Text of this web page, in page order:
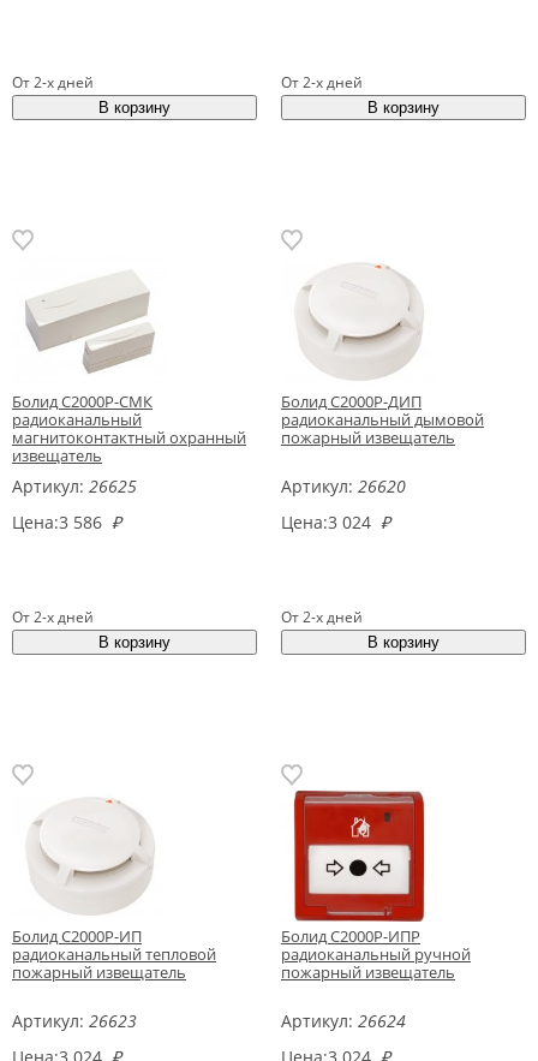
От 2-х дней От 2-х дней
Болид С2000Р-СМК
радиоканальный
магнитоконтактный охранный
извещатель
Артикул: 26625
Цена:3 586 ₽
От 2-х дней
Болид С2000Р-ДИП
радиоканальный дымовой
пожарный извещатель
Артикул: 26620
Цена:3 024 ₽
От 2-х дней
Болид С2000Р-ИП
радиоканальный тепловой
пожарный извещатель
Артикул: 26623
Болид С2000Р-ИПР
радиоканальный ручной
пожарный извещатель
Артикул: 26624